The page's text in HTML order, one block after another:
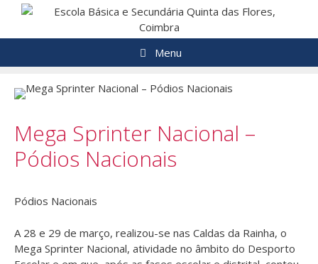
Saltar
o
Menu
Mega Sprinter Nacional –
Pódios Nacionais
Pódios Nacionais
A 28 e 29 de março, realizou-se nas Caldas da Rainha, o
Mega Sprinter Nacional, atividade no âmbito do Desporto